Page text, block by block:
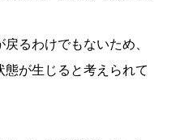
るわけでもないため、
が生じると考えられて